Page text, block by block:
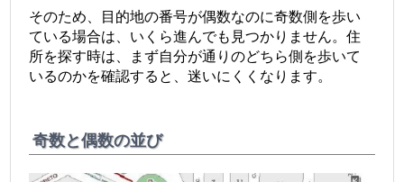
そのため、目的地の番号が偶数なのに奇数側を歩い
ている場合は、いくら進んでも見つかりません。住
所を探す時は、まず自分が通りのどちら側を歩いて
いるのかを確認すると、迷いにくくなります。
奇数と偶数の並び